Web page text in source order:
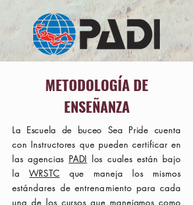
METODOLOGÍA DE
ENSEÑANZA
La Escuela de buceo Sea Pride cuenta
con Instructores que pueden certificar en
las agencias PADI los cuales están bajo
laWRSTC que maneja los mismos
estándares deentrenamiento para cada
una de los cursos que manejamos como